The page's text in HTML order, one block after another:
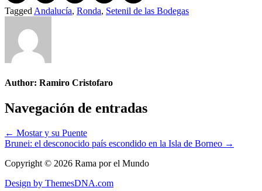
Tagged Andalucía, Ronda, Setenil de las Bodegas
Author: Ramiro Cristofaro
Navegación de entradas
← Mostar y su Puente
Brunei: el desconocido país escondido en la Isla de Borneo →
Copyright © 2026 Rama por el Mundo
Design by ThemesDNA.com